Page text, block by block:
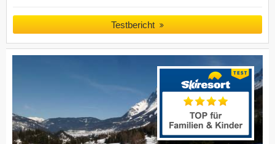
Testbericht